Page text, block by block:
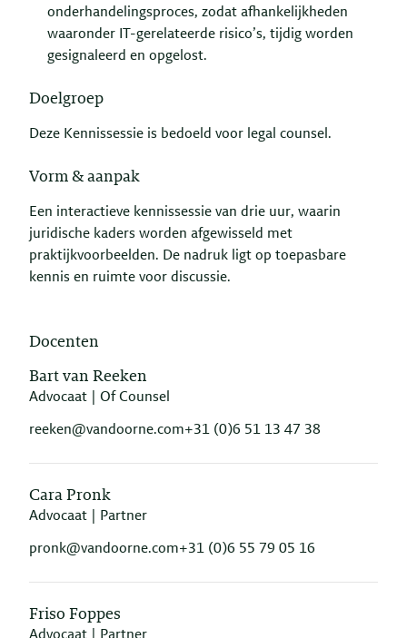
Docenten
Bart van Reeken
Advocaat | Of Counsel
reeken@vandoorne.com+31 (0)6 51 13 47 38
Cara Pronk
Advocaat | Partner
pronk@vandoorne.com+31 (0)6 55 79 05 16
Friso Foppes
onderhandelingsproces, zodat afhankelijkheden
waaronder IT-gerelateerde risico’s, tijdig worden
gesignaleerd en opgelost.
Doelgroep
Deze Kennissessie is bedoeld voor legal counsel.
Vorm & aanpak
Een interactieve kennissessie van drie uur, waarin
juridische kaders worden afgewisseld met
praktijkvoorbeelden. De nadruk ligt op toepasbare
kennis en ruimte voor discussie.